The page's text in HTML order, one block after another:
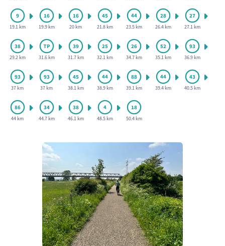
19.1 km 19.9 km 20 km 21.8 km 23.5 km 26.4 km 27.1 km
29.2 km 31.6 km 31.7 km 32.1 km 34.7 km 35.1 km 36.9 km
37 km 37 km 38.1 km 38.9 km 39.1 km 39.4 km 40.5 km
44 km 44.7 km 46.1 km 48.5 km 50.4 km